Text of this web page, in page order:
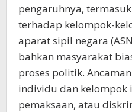
pengaruhnya,
terhadap kelompok-
aparat sipil negara
bahkan masyarakat
proses politik.
individu dan kelompok
pemaksaan, atau